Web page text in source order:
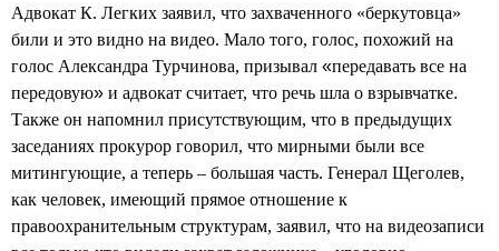
Адвокат К. Легких заявил, что захваченного «беркутовца»
били и это видно на видео. Мало того, голос, похожий на
голос Александра Турчинова, призывал «передавать все на
передовую» и адвокат считает, что речь шла о взрывчатке.
Также он напомнил присутствующим, что в предыдущих
заседаниях прокурор говорил, что мирными были все
митингующие, а теперь – большая часть. Генерал Щеголев,
как человек, имеющий прямое отношение к
правоохранительным структурам, заявил, что на видеозаписи